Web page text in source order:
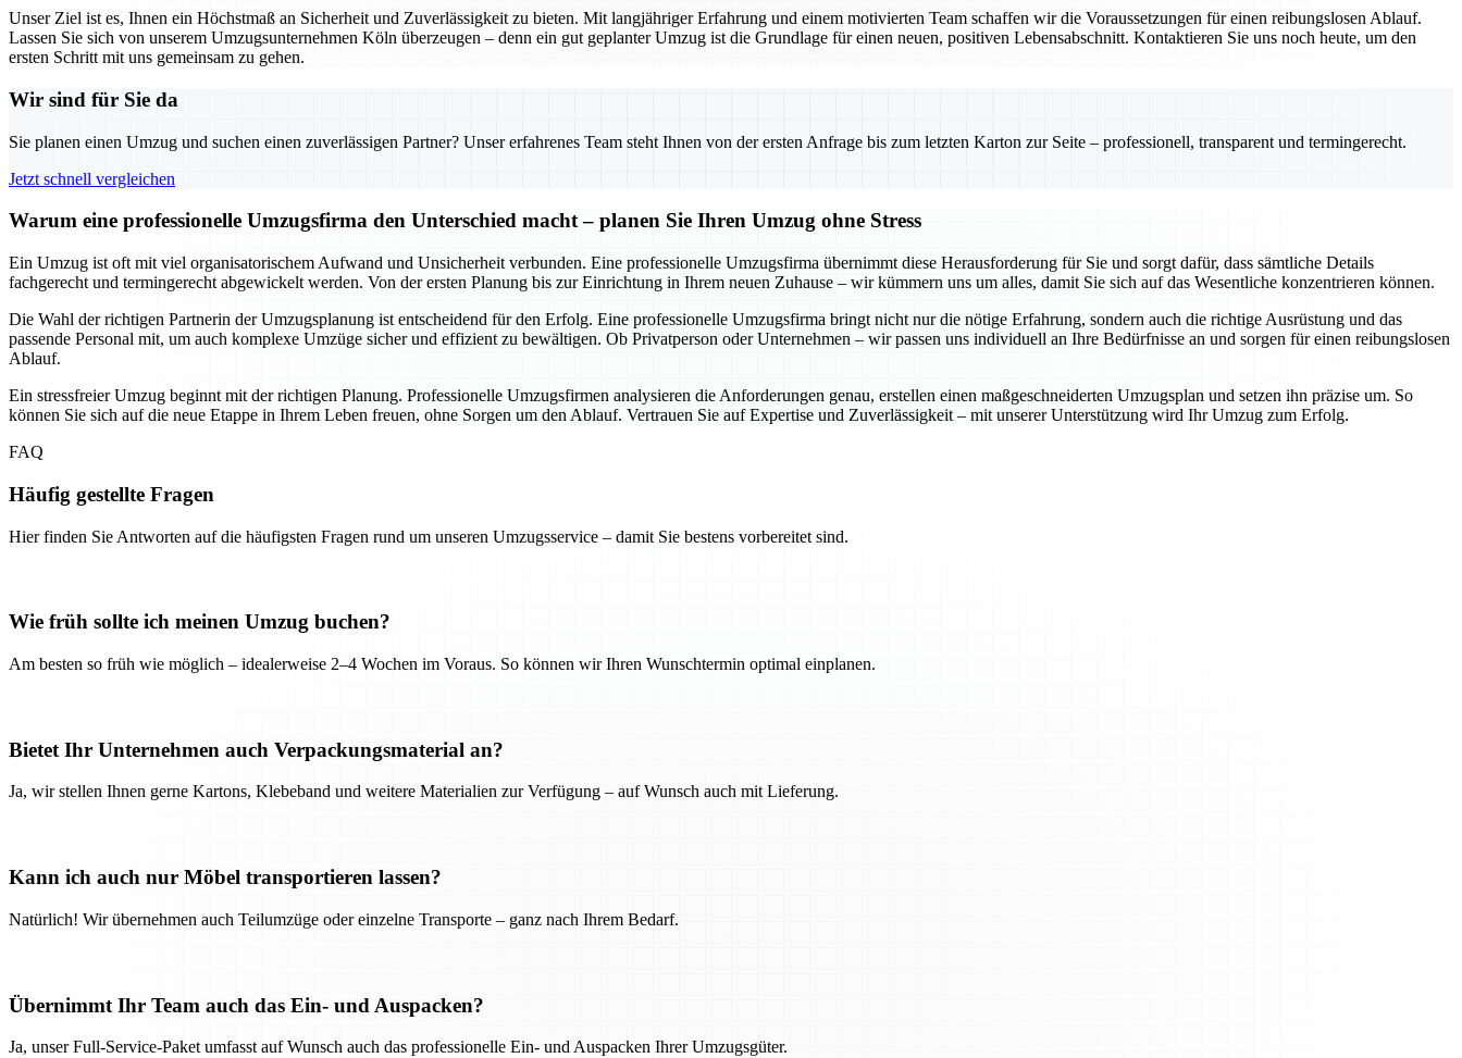
Unser Ziel ist es, Ihnen ein Höchstmaß an Sicherheit und Zuverlässigkeit zu bieten. Mit langjähriger Erfahrung und einem motivierten Team schaffen wir die Voraussetzungen für einen reibungslosen Ablauf.
Lassen Sie sich von unserem Umzugsunternehmen Köln überzeugen – denn ein gut geplanter Umzug ist die Grundlage für einen neuen, positiven Lebensabschnitt. Kontaktieren Sie uns noch heute, um den
ersten Schritt mit uns gemeinsam zu gehen.
Wir sind für Sie da
Sie planen einen Umzug und suchen einen zuverlässigen Partner? Unser erfahrenes Team steht Ihnen von der ersten Anfrage bis zum letzten Karton zur Seite – professionell, transparent und termingerecht.
Jetzt schnell vergleichen
Warum eine professionelle Umzugsfirma den Unterschied macht – planen Sie Ihren Umzug ohne Stress
Ein Umzug ist oft mit viel organisatorischem Aufwand und Unsicherheit verbunden. Eine professionelle Umzugsfirma übernimmt diese Herausforderung für Sie und sorgt dafür, dass sämtliche Details
fachgerecht und termingerecht abgewickelt werden. Von der ersten Planung bis zur Einrichtung in Ihrem neuen Zuhause – wir kümmern uns um alles, damit Sie sich auf das Wesentliche konzentrieren können.
Die Wahl der richtigen Partnerin der Umzugsplanung ist entscheidend für den Erfolg. Eine professionelle Umzugsfirma bringt nicht nur die nötige Erfahrung, sondern auch die richtige Ausrüstung und das
passende Personal mit, um auch komplexe Umzüge sicher und effizient zu bewältigen. Ob Privatperson oder Unternehmen – wir passen uns individuell an Ihre Bedürfnisse an und sorgen für einen reibungslosen
Ablauf.
Ein stressfreier Umzug beginnt mit der richtigen Planung. Professionelle Umzugsfirmen analysieren die Anforderungen genau, erstellen einen maßgeschneiderten Umzugsplan und setzen ihn präzise um. So
können Sie sich auf die neue Etappe in Ihrem Leben freuen, ohne Sorgen um den Ablauf. Vertrauen Sie auf Expertise und Zuverlässigkeit – mit unserer Unterstützung wird Ihr Umzug zum Erfolg.
FAQ
Häufig gestellte Fragen
Hier finden Sie Antworten auf die häufigsten Fragen rund um unseren Umzugsservice – damit Sie bestens vorbereitet sind.
Wie früh sollte ich meinen Umzug buchen?
Am besten so früh wie möglich – idealerweise 2–4 Wochen im Voraus. So können wir Ihren Wunschtermin optimal einplanen.
Bietet Ihr Unternehmen auch Verpackungsmaterial an?
Ja, wir stellen Ihnen gerne Kartons, Klebeband und weitere Materialien zur Verfügung – auf Wunsch auch mit Lieferung.
Kann ich auch nur Möbel transportieren lassen?
Natürlich! Wir übernehmen auch Teilumzüge oder einzelne Transporte – ganz nach Ihrem Bedarf.
Übernimmt Ihr Team auch das Ein- und Auspacken?
Ja, unser Full-Service-Paket umfasst auf Wunsch auch das professionelle Ein- und Auspacken Ihrer Umzugsgüter.